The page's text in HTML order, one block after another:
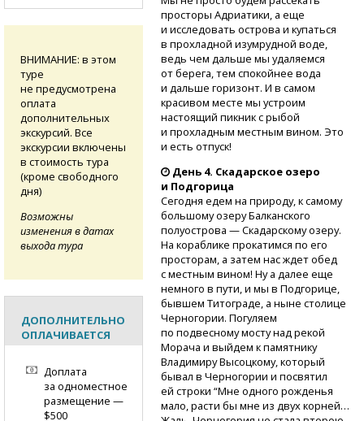
просторы Адриатики, а еще
и исследовать острова и купаться
в прохладной изумрудной воде,
ведь чем дальше мы удаляемся
от берега, тем спокойнее вода
и дальше горизонт. И в самом
красивом месте мы устроим
настоящий пикник с рыбой
и прохладным местным вином. Это
и есть отпуск!
День 4. Скадарское озеро
и Подгорица
Сегодня едем на природу, к самому
большому озеру Балканского
полуострова — Скадарскому озеру.
На кораблике прокатимся по его
просторам, а затем нас ждет обед
с местным вином! Ну а далее еще
немного в пути, и мы в Подгорице,
бывшем Титограде, а ныне столице
Черногории. Погуляем
по подвесному мосту над рекой
Морача и выйдем к памятнику
Владимиру Высоцкому, который
бывал в Черногории и посвятил
ей строки “Мне одного рожденья
мало, расти бы мне из двух корней…
ВНИМАНИЕ: в этом
туре
не предусмотрена
оплата
дополнительных
экскурсий. Все
экскурсии включены
в стоимость тура
(кроме свободного
дня)
Возможны
изменения в датах
выхода тура
ДОПОЛНИТЕЛЬНО
ОПЛАЧИВАЕТСЯ
Доплата
за одноместное
размещение —
$500